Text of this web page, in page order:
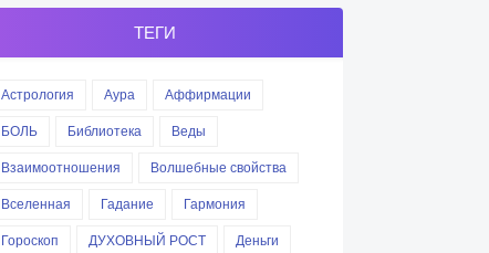
ТЕГИ
Астрология Аура
Аффирмации
БОЛЬ
Библиотека
Веды
Взаимоотношения
Волшебные свойства
Вселенная
Гадание
Гармония
Гороскоп
ДУХОВНЫЙ РОСТ
Деньги